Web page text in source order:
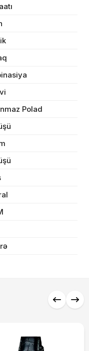
Polad
et